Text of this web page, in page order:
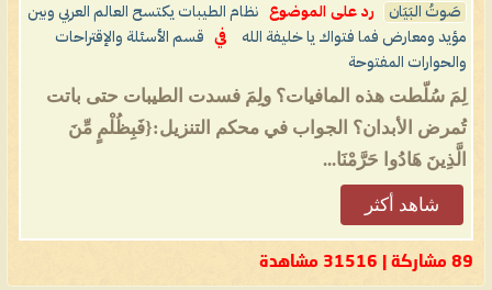
صَوتُ البَيَان رد على الموضوع
نظام الطيبات يكتسح العالم العربي وبين
مؤيد ومعارض فما فتواك يا خليفة الله
في
قسم الأسئلة والإقتراحات
والحوارات المفتوحة
لِمَ سُلّطت هذه المافيات؟ ولِمَ فسدت الطيبات حتى باتت
تُمرض الأبدان؟ الجواب في محكم التنزيل:{فَبِظُلْمٍ مِّنَ
الَّذِينَ هَادُوا حَرَّمْنَا...
شاهد أكثر
89 مشاركة | 31516 مشاهدة